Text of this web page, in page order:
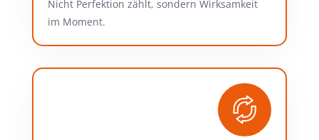
Nicht Perfektion zählt, sondern Wirksamkeit
im Moment.